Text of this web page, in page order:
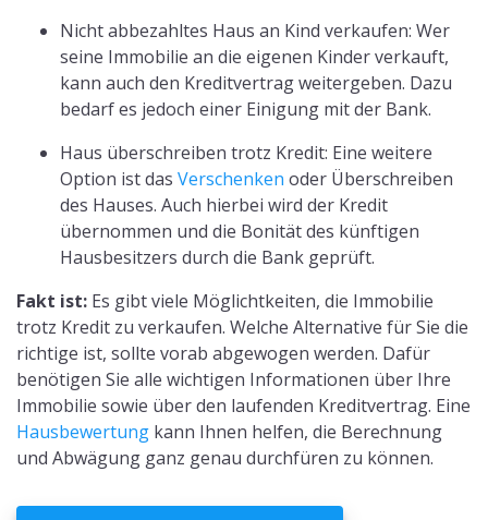
Nicht abbezahltes Haus an Kind verkaufen: Wer
seine Immobilie an die eigenen Kinder verkauft,
kann auch den Kreditvertrag weitergeben. Dazu
bedarf es jedoch einer Einigung mit der Bank.
Haus überschreiben trotz Kredit: Eine weitere
Option ist das Verschenken oder Überschreiben
des Hauses. Auch hierbei wird der Kredit
übernommen und die Bonität des künftigen
Hausbesitzers durch die Bank geprüft.
Fakt ist: Es gibt viele Möglichtkeiten, die Immobilie
trotz Kredit zu verkaufen. Welche Alternative für Sie die
richtige ist, sollte vorab abgewogen werden. Dafür
benötigen Sie alle wichtigen Informationen über Ihre
Immobilie sowie über den laufenden Kreditvertrag. Eine
Hausbewertung kann Ihnen helfen, die Berechnung
und Abwägung ganz genau durchfüren zu können.